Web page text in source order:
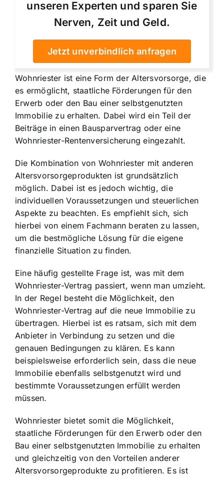
unseren Experten und sparen Sie
Nerven, Zeit und Geld.
Jetzt unverbindlich anfragen
Wohnriester ist eine Form der Altersvorsorge, die
es ermöglicht, staatliche Förderungen für den
Erwerb oder den Bau einer selbstgenutzten
Immobilie zu erhalten. Dabei wird ein Teil der
Beiträge in einen Bausparvertrag oder eine
Wohnriester-Rentenversicherung eingezahlt.
Die Kombination von Wohnriester mit anderen
Altersvorsorgeprodukten ist grundsätzlich
möglich. Dabei ist es jedoch wichtig, die
individuellen Voraussetzungen und steuerlichen
Aspekte zu beachten. Es empfiehlt sich, sich
hierbei von einem Fachmann beraten zu lassen,
um die bestmögliche Lösung für die eigene
finanzielle Situation zu finden.
Eine häufig gestellte Frage ist, was mit dem
Wohnriester-Vertrag passiert, wenn man umzieht.
In der Regel besteht die Möglichkeit, den
Wohnriester-Vertrag auf die neue Immobilie zu
übertragen. Hierbei ist es ratsam, sich mit dem
Anbieter in Verbindung zu setzen und die
genauen Bedingungen zu klären. Es kann
beispielsweise erforderlich sein, dass die neue
Immobilie ebenfalls selbstgenutzt wird und
bestimmte Voraussetzungen erfüllt werden
müssen.
Wohnriester bietet somit die Möglichkeit,
staatliche Förderungen für den Erwerb oder den
Bau einer selbstgenutzten Immobilie zu erhalten
und gleichzeitig von den Vorteilen anderer
Altersvorsorgeprodukte zu profitieren. Es ist